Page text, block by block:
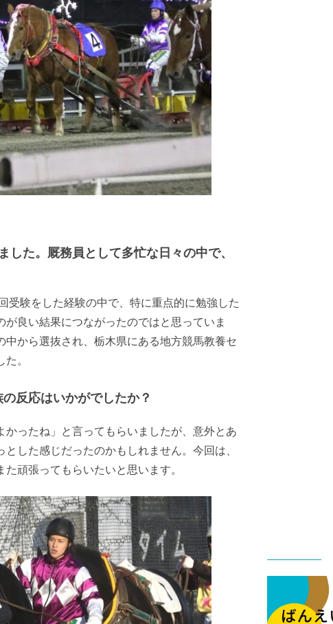
た。厩務員として多忙な日々の中で、
受験をした経験の中で、特に重点的に勉強した
良い結果につながったのではと思っていま
から選抜され、栃木県にある地方競馬教養セ
。
反応はいかがでしたか？
ったね」と言ってもらいましたが、意外とあ
した感じだったのかもしれません。今回は、
頑張ってもらいたいと思います。